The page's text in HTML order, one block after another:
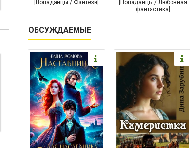
[Попаданцы / Фэнтези]
[Попаданцы / Любовная
фантастика]
ОБСУЖДАЕМЫЕ